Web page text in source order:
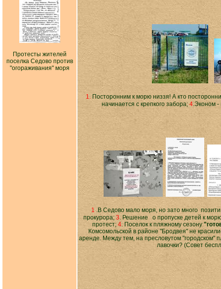
Протесты жителей
поселка Седово против
"огораживания" моря
1.Посторонним к морю низзя! А кто
начинается с крепкого забора; 4.Эконом -
1 .В Седово мало моря, но зато много
прокурора; 3. Решение о пропуске детей к
протест; 4. Поселок к пляжному сезону
Комсомольской в районе "Бродвея" не
аренде. Между тем, на пресловутом
лавочки? (Совет